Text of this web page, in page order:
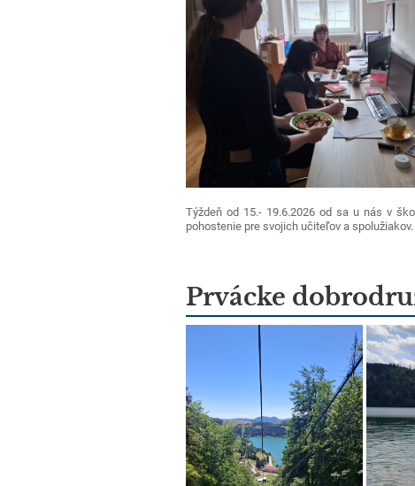
Týždeň od 15.- 19.6.2026 od sa u nás v
pohostenie pre svojich učiteľov a spolužiakov.
Prvácke